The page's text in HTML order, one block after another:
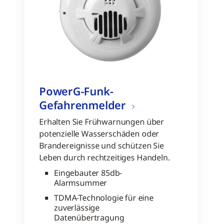
PowerG-Funk-
Gefahrenmelder
Erhalten Sie Frühwarnungen über
potenzielle Wasserschäden oder
Brandereignisse und schützen Sie
Leben durch rechtzeitiges Handeln.
Eingebauter 85db-
Alarmsummer
TDMA-Technologie für eine
zuverlässige
Datenübertragung